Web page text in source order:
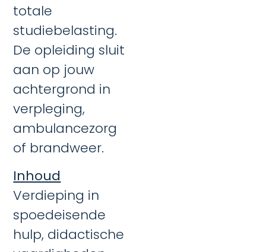
totale
studiebelasting.
De opleiding sluit
aan op jouw
achtergrond in
verpleging,
ambulancezorg
of brandweer.
Inhoud
Verdieping in
spoedeisende
hulp, didactische